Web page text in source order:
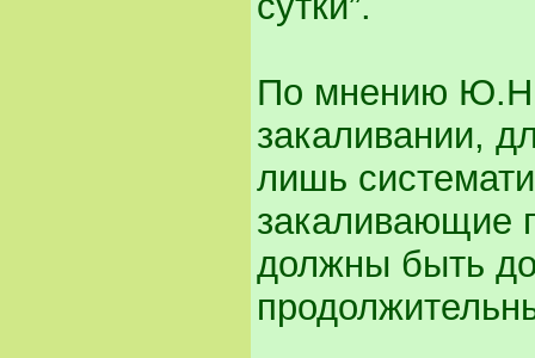
По мнению Ю.Н.
закаливании,
лишь
закаливающие
должны быть